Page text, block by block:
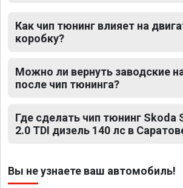
Как чип тюнинг влияет на
коробку?
Можно ли вернуть заводские
после чип тюнинга?
Где сделать чип тюнинг Skoda
2.0 TDI дизель 140 лс в
Вы не узнаете ваш автомобиль!